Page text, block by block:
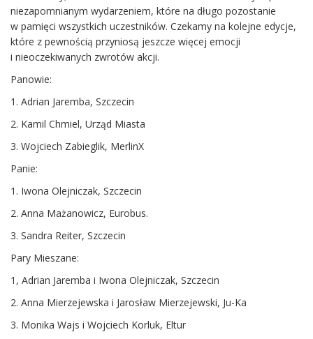
niezapomnianym wydarzeniem, które na długo pozostanie
w pamięci wszystkich uczestników. Czekamy na kolejne edycje,
które z pewnością przyniosą jeszcze więcej emocji
i nieoczekiwanych zwrotów akcji.
Panowie:
1. Adrian Jaremba, Szczecin
2. Kamil Chmiel, Urząd Miasta
3. Wojciech Zabieglik, MerlinX
Panie:
1. Iwona Olejniczak, Szczecin
2. Anna Mażanowicz, Eurobus.
3. Sandra Reiter, Szczecin
Pary Mieszane:
1, Adrian Jaremba i Iwona Olejniczak, Szczecin
2. Anna Mierzejewska i Jarosław Mierzejewski, Ju-Ka
3. Monika Wajs i Wojciech Korluk, Eltur